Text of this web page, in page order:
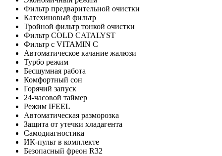
Фильтр предварительной очистки
Катехиновый фильтр
Тройной фильтр тонкой очистки
Фильтр COLD CATALYST
Фильтр с VITAMIN C
Автоматическое качание жалюзи
Турбо режим
Бесшумная работа
Комфортный сон
Горячий запуск
24-часовой таймер
Режим IFEEL
Автоматическая разморозка
Защита от утечки хладагента
Самодиагностика
ИК-пульт в комплекте
Безопасный фреон R32